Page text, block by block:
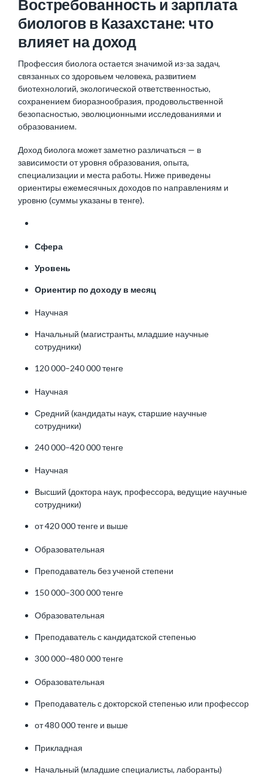
Востребованность и зарплата
биологов в Казахстане: что
влияет на доход
Профессия биолога остается значимой из-за задач,
связанных со здоровьем человека, развитием
биотехнологий, экологической ответственностью,
сохранением биоразнообразия, продовольственной
безопасностью, эволюционными исследованиями и
образованием.
Доход биолога может заметно различаться — в
зависимости от уровня образования, опыта,
специализации и места работы. Ниже приведены
ориентиры ежемесячных доходов по направлениям и
уровню (суммы указаны в тенге).
Сфера
Уровень
Ориентир по доходу в месяц
Научная
Начальный (магистранты, младшие научные
сотрудники)
120 000–240 000 тенге
Научная
Средний (кандидаты наук, старшие научные
сотрудники)
240 000–420 000 тенге
Научная
Высший (доктора наук, профессора, ведущие научные
сотрудники)
от 420 000 тенге и выше
Образовательная
Преподаватель без ученой степени
150 000–300 000 тенге
Образовательная
Преподаватель с кандидатской степенью
300 000–480 000 тенге
Образовательная
Преподаватель с докторской степенью или профессор
от 480 000 тенге и выше
Прикладная
Начальный (младшие специалисты, лаборанты)